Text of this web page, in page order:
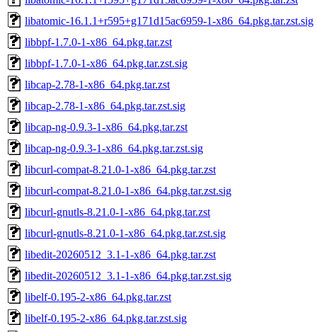
libatomic-16.1.1+r595+g171d15ac6959-1-x86_64.pkg.tar.zst.sig
libbpf-1.7.0-1-x86_64.pkg.tar.zst
libbpf-1.7.0-1-x86_64.pkg.tar.zst.sig
libcap-2.78-1-x86_64.pkg.tar.zst
libcap-2.78-1-x86_64.pkg.tar.zst.sig
libcap-ng-0.9.3-1-x86_64.pkg.tar.zst
libcap-ng-0.9.3-1-x86_64.pkg.tar.zst.sig
libcurl-compat-8.21.0-1-x86_64.pkg.tar.zst
libcurl-compat-8.21.0-1-x86_64.pkg.tar.zst.sig
libcurl-gnutls-8.21.0-1-x86_64.pkg.tar.zst
libcurl-gnutls-8.21.0-1-x86_64.pkg.tar.zst.sig
libedit-20260512_3.1-1-x86_64.pkg.tar.zst
libedit-20260512_3.1-1-x86_64.pkg.tar.zst.sig
libelf-0.195-2-x86_64.pkg.tar.zst
libelf-0.195-2-x86_64.pkg.tar.zst.sig